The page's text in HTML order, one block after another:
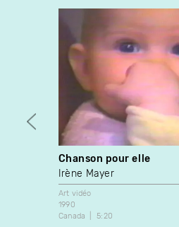
Chanson pour elle
Irène Mayer
Art vidéo
1990
Canada
5:20